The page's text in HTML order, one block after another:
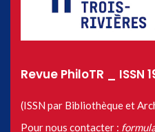
Revue PhiloTR _ ISSN
(ISSN par Bibliothèque et
Pour nous contacter :